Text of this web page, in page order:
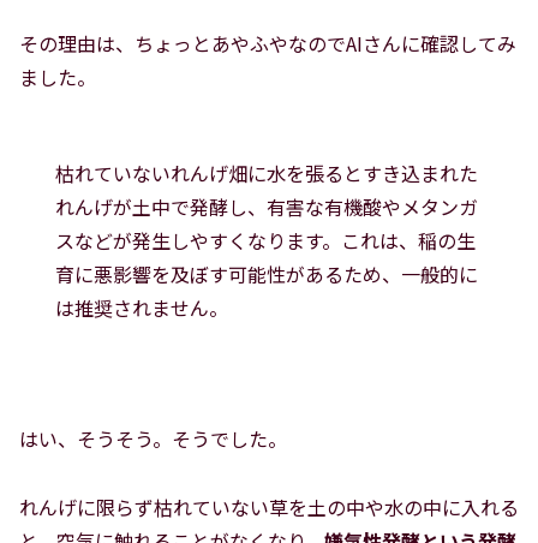
その理由は、ちょっとあやふやなのでAIさんに確認してみ
ました。
枯れていないれんげ畑に水を張るとすき込まれた
れんげが土中で発酵し、有害な有機酸やメタンガ
スなどが発生しやすくなります。これは、稲の生
育に悪影響を及ぼす可能性があるため、一般的に
は推奨されません。
はい、そうそう。そうでした。
れんげに限らず枯れていない草を土の中や水の中に入れる